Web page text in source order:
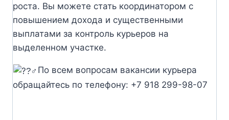
роста. Вы можете стать координатором с
повышением дохода и существенными
выплатами за контроль курьеров на
выделенном участке.
По всем вопросам вакансии курьера
обращайтесь по телефону: +7 918 299-98-07